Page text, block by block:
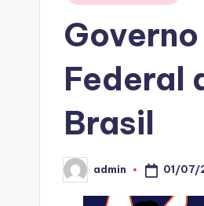
Federal
Brasil
Posted
by
admin 01/07/